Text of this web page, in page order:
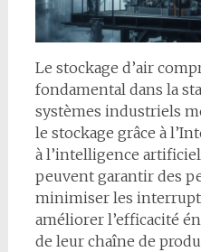
Le stockage d’air
fondamental dans la
systèmes industriels
le stockage grâce à
à l’intelligence
peuvent garantir des
minimiser les
améliorer l’efficacité
de leur chaîne de